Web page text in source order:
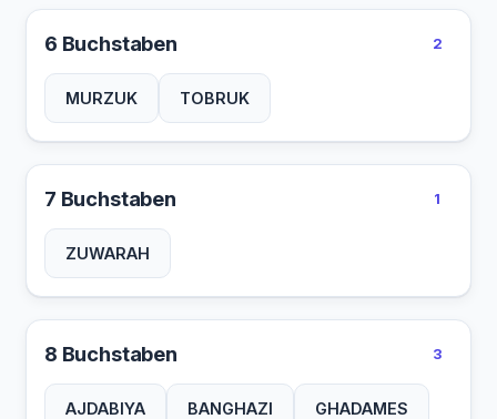
6 Buchstaben 2
MURZUK TOBRUK
7 Buchstaben 1
ZUWARAH
8 Buchstaben 3
AJDABIYA BANGHAZI GHADAMES